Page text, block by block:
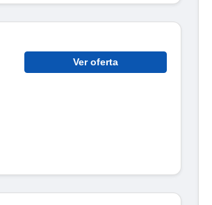
Ver oferta